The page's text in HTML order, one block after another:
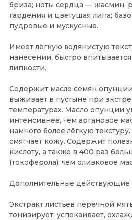
бриза; ноты сердца — жасмин,
гардения и цветущая липа;
пудровые и мускусные.
Имеет лёгкую водянистую
нанесении, быстро впитывается
липкости.
Содержит масло семян
выживает в пустыне при
температурах. Масло опунции
интенсивнее, чем аргановое
намного более лёгкую
смягчает кожу. Содержит
кислоту, а также в 400 раз
(токоферола), чем оливковое
Дополнительные действующие
Экстракт листьев перечной
тонизирует, успокаивает,